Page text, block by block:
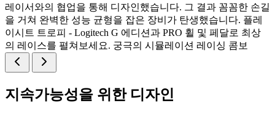
레이서와의 협업을 통해 디자인했습니다. 그 결과 꼼꼼한 손길
을 거쳐 완벽한 성능 균형을 잡은 장비가 탄생했습니다. 플레
이시트 트로피 - Logitech G 에디션과 PRO 휠 및 페달로 최상
의 레이스를 펼쳐보세요. 궁극의 시뮬레이션 레이싱 콤보
지속가능성을 위한 디자인